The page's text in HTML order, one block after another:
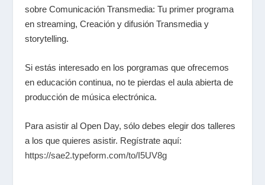
sobre Comunicación Transmedia: Tu primer programa
en streaming, Creación y difusión Transmedia y
storytelling.
Si estás interesado en los porgramas que ofrecemos
en educación continua, no te pierdas el aula abierta de
producción de música electrónica.
Para asistir al Open Day, sólo debes elegir dos talleres
a los que quieres asistir. Regístrate aquí:
https://sae2.typeform.com/to/I5UV8g